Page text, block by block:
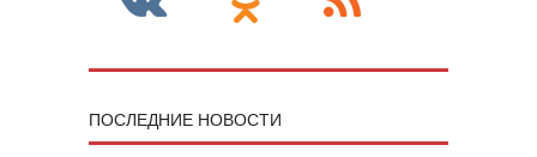
ПОСЛЕДНИЕ НОВОСТИ